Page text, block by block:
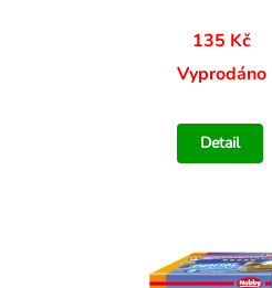
135 Kč
Vyprodáno
Detail